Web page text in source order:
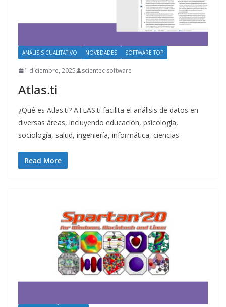
ANÁLISIS CUALITATIVO NOVEDADES SOFTWARE TOP
1 diciembre, 2025 scientec software
Atlas.ti
¿Qué es Atlas.ti? ATLAS.ti facilita el análisis de datos en
diversas áreas, incluyendo educación, psicología,
sociología, salud, ingeniería, informática, ciencias
Read More